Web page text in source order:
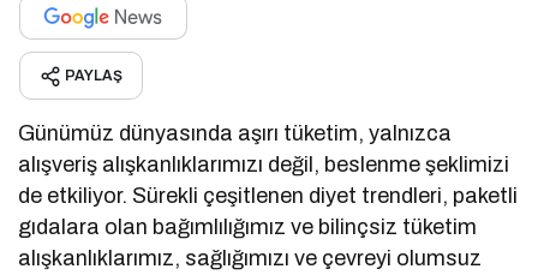
PAYLAŞ
Günümüz dünyasında aşırı tüketim, yalnızca
alışveriş alışkanlıklarımızı değil, beslenme şeklimizi
de etkiliyor. Sürekli çeşitlenen diyet trendleri, paketli
gıdalara olan bağımlılığımız ve bilinçsiz tüketim
alışkanlıklarımız, sağlığımızı ve çevreyi olumsuz